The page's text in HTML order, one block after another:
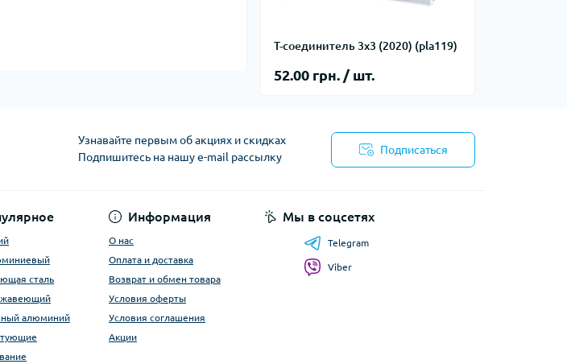
Т-соединитель 3х3 (2020) (pla119)
52.00 грн. / шт.
Узнавайте первым об акциях и скидках
Подпишитесь на нашу e-mail рассылку
Подписаться
сталь
алюминий
Информация
О нас
Оплата и доставка
Возврат и обмен товара
Условия оферты
Условия соглашения
Акции
Мы в соцсетях
Telegram
Viber